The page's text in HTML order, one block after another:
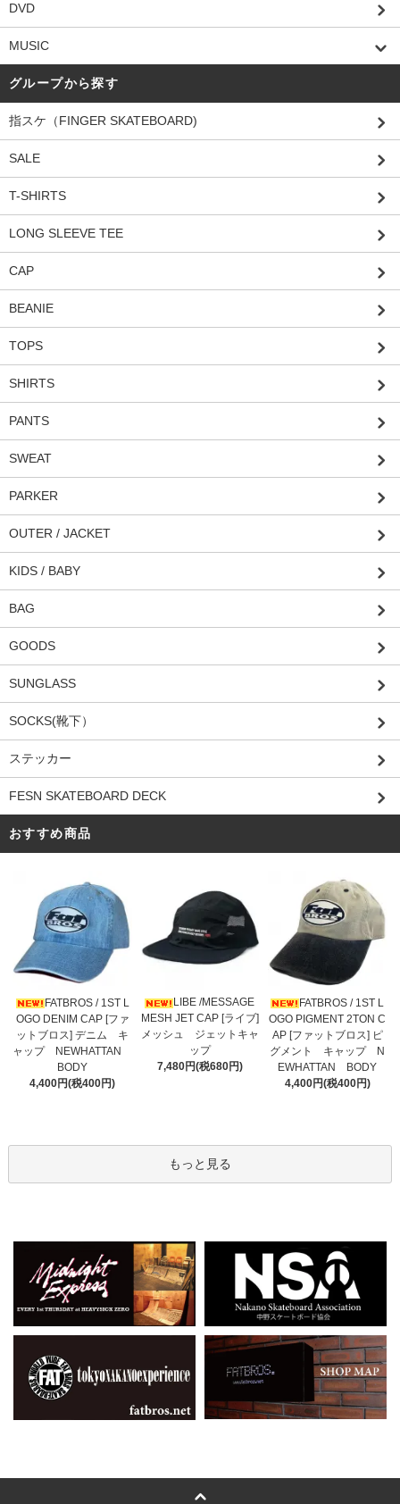
DVD
MUSIC
グループから探す
指スケ（FINGER SKATEBOARD)
SALE
T-SHIRTS
LONG SLEEVE TEE
CAP
BEANIE
TOPS
SHIRTS
PANTS
SWEAT
PARKER
OUTER / JACKET
KIDS / BABY
BAG
GOODS
SUNGLASS
SOCKS(靴下）
ステッカー
FESN SKATEBOARD DECK
おすすめ商品
FATBROS / 1ST L
OGO DENIM CAP [ファ
ットブロス] デニム キ
ャップ NEWHATTAN
BODY
4,400円(税400円)
LIBE /MESSAGE
MESH JET CAP [ライブ]
メッシュ ジェットキャ
ップ
7,480円(税680円)
FATBROS / 1ST L
OGO PIGMENT 2TON C
AP [ファットブロス] ピ
グメント キャップ N
EWHATTAN BODY
4,400円(税400円)
もっと見る